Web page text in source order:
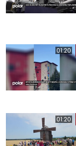
01:20
01:20